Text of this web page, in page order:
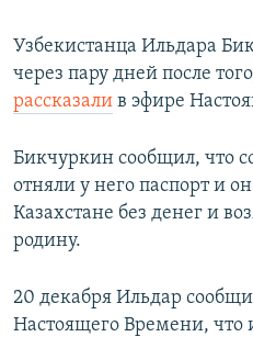
Узбекистанца Ильдара
через пару дней после
рассказали в эфире
Бикчуркин сообщил, что
отняли у него паспорт и
Казахстане без денег и
родину.
20 декабря Ильдар
Настоящего Времени, что